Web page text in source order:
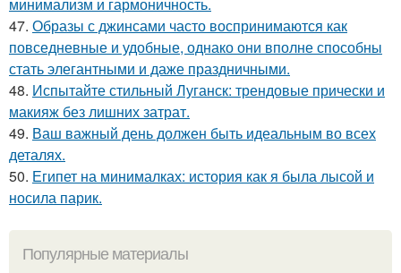
47. Образы с джинсами часто воспринимаются как
повседневные и удобные, однако они вполне способны
стать элегантными и даже праздничными.
48. Испытайте стильный Луганск: трендовые прически и
макияж без лишних затрат.
49. Ваш важный день должен быть идеальным во всех
деталях.
50. Египет на минималках: история как я была лысой и
носила парик.
Популярные материалы